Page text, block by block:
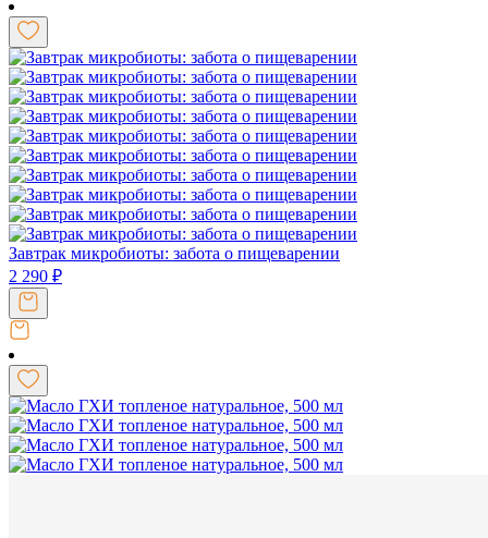
Завтрак микробиоты: забота о пищеварении
2 290 ₽